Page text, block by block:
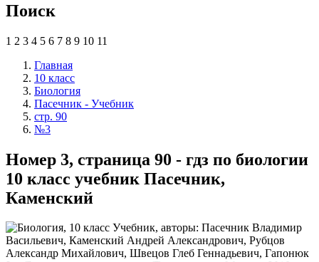
Поиск
1 2 3 4 5 6 7 8 9 10 11
Главная
10 класс
Биология
Пасечник - Учебник
стр. 90
№3
Номер 3, страница 90 - гдз по биологии
10 класс учебник Пасечник,
Каменский